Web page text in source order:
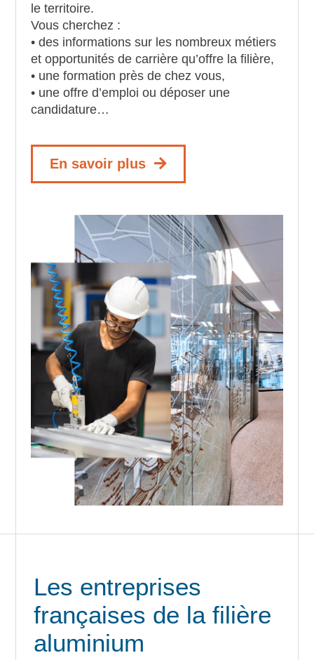
le territoire.
Vous cherchez :
• des informations sur les nombreux métiers
et opportunités de carrière qu’offre la filière,
• une formation près de chez vous,
• une offre d’emploi ou déposer une
candidature…
En savoir plus
Les entreprises
françaises de la filière
aluminium